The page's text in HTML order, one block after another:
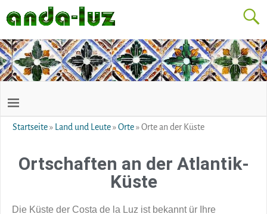
Startseite» Land und Leute»Orte»Orte an der Küste
Ortschaften an der Atlantik-
Küste
Die Küste der Costa de la Luz ist bekannt ür Ihre